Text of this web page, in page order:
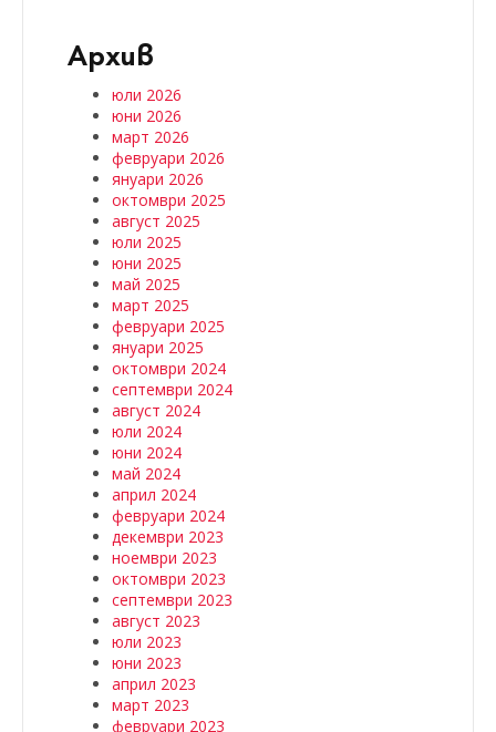
Архив
юли 2026
юни 2026
март 2026
февруари 2026
януари 2026
октомври 2025
август 2025
юли 2025
юни 2025
май 2025
март 2025
февруари 2025
януари 2025
октомври 2024
септември 2024
август 2024
юли 2024
юни 2024
май 2024
април 2024
февруари 2024
декември 2023
ноември 2023
октомври 2023
септември 2023
август 2023
юли 2023
юни 2023
април 2023
март 2023
февруари 2023